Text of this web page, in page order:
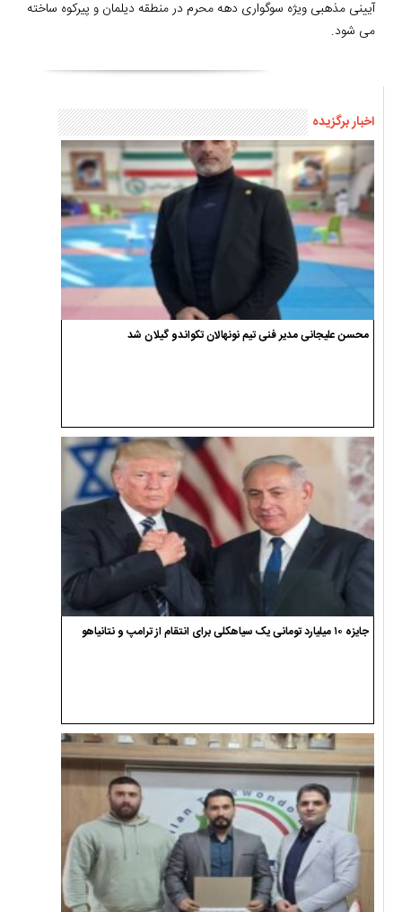
آیینی مذهبی ویژه سوگواری دهه محرم در منطقه دیلمان و پیرکوه ساخته
می شود.
اخبار برگزیده
محسن علیجانی مدیر فنی تیم نونهالان تکواندو گیلان شد
جایزه ۱۰ میلیارد تومانی یک سیاهکلی برای انتقام از ترامپ و نتانیاهو